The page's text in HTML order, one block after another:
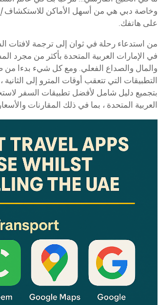
وخاصة دبي هي من أسهل الأماكن للاستكشاف
على هاتفك.
من استدعاء رحلة في ثوان إلى ترجمة لافتات
في الإمارات العربية المتحدة بأكثر من مجرد
التطبيقات التي تتعقب أوقات المترو إلى الثانية
بتجميع دليل شامل لأفضل تطبيقات السفر
العربية المتحدة ، بما في ذلك المقارنات